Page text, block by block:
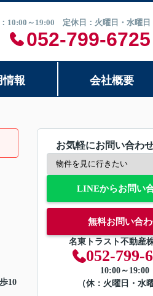
10:00～19:00 定休日：火曜日・水曜日
052-799-6725
情報 会社概要
10
お気軽にお問い合わ
LINEからお問い
無料お問い合
名東トラスト不動産
052-799-
10:00～19:00
（休：火曜日・水